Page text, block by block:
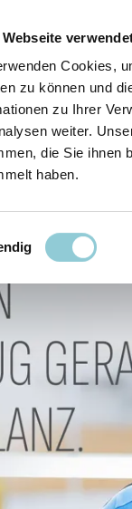
Webseite
Cookies,
zu können und
zu Ihrer
weiter.
die Sie ihnen
haben.
Über Uns